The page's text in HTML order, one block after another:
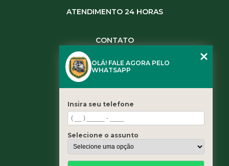
ATENDIMENTO 24 HORAS
CONTATO
(11) 3461-5871
contato@leaoservicos.com.br
Home
Quem somos
Serviços
OLÁ! FALE AGORA PELO
WHATSAPP
Insira seu telefone
Selecione o assunto